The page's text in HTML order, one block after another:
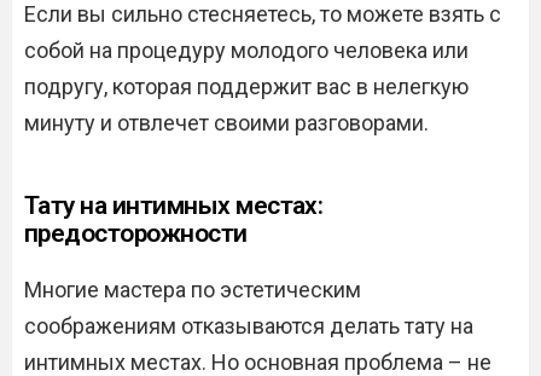
Если вы сильно стесняетесь, то можете взять с
собой на процедуру молодого человека или
подругу, которая поддержит вас в нелегкую
минуту и отвлечет своими разговорами.
Тату на интимных местах:
предосторожности
Многие мастера по эстетическим
соображениям отказываются делать тату на
интимных местах. Но основная проблема – не